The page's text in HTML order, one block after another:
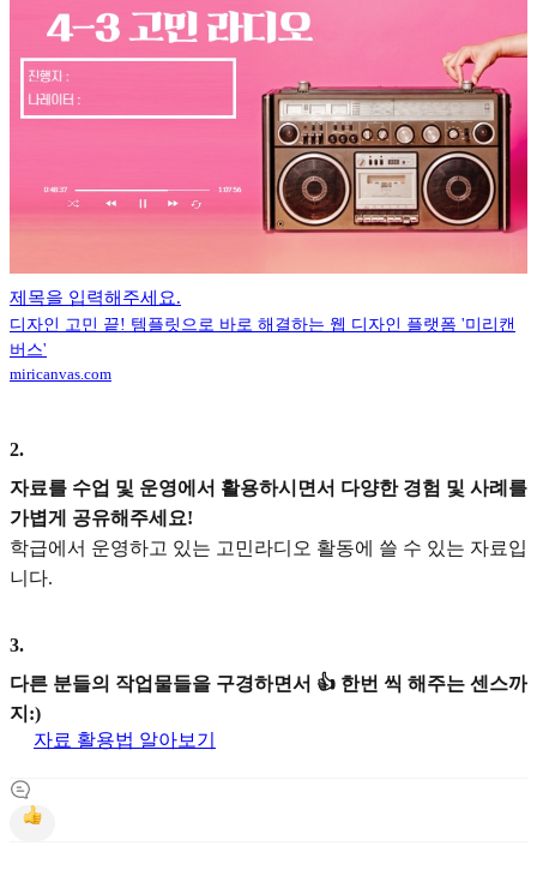
제목을 입력해주세요.
디자인 고민 끝! 템플릿으로 바로 해결하는 웹 디자인 플랫폼 '미리캔
버스'
miricanvas.com
2.
자료를 수업 및 운영에서 활용하시면서 다양한 경험 및 사례를
가볍게 공유해주세요!
학급에서 운영하고 있는 고민라디오 활동에 쓸 수 있는 자료입
니다.
3.
다른 분들의 작업물들을 구경하면서 👍 한번 씩 해주는 센스까
지:)
자료 활용법 알아보기